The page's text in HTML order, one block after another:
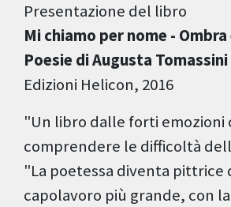
Presentazione del libro
Mi chiamo per nome - Ombra
Poesie di Augusta Tomassini
Edizioni Helicon, 2016
"Un libro dalle forti emozioni
comprendere le difficoltà
"La poetessa diventa pittrice
capolavoro più grande, con la